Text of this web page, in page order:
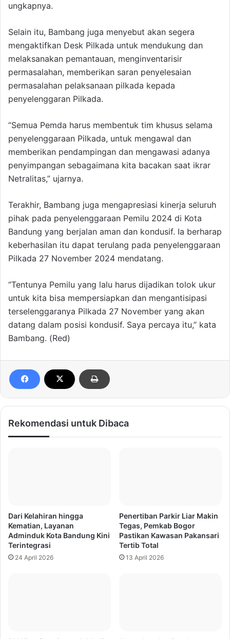
ungkapnya.
Selain itu, Bambang juga menyebut akan segera
mengaktifkan Desk Pilkada untuk mendukung dan
melaksanakan pemantauan, menginventarisir
permasalahan, memberikan saran penyelesaian
permasalahan pelaksanaan pilkada kepada
penyelenggaran Pilkada.
“Semua Pemda harus membentuk tim khusus selama
penyelenggaraan Pilkada, untuk mengawal dan
memberikan pendampingan dan mengawasi adanya
penyimpangan sebagaimana kita bacakan saat ikrar
Netralitas,” ujarnya.
Terakhir, Bambang juga mengapresiasi kinerja seluruh
pihak pada penyelenggaraan Pemilu 2024 di Kota
Bandung yang berjalan aman dan kondusif. Ia berharap
keberhasilan itu dapat terulang pada penyelenggaraan
Pilkada 27 November 2024 mendatang.
“Tentunya Pemilu yang lalu harus dijadikan tolok ukur
untuk kita bisa mempersiapkan dan mengantisipasi
terselenggaranya Pilkada 27 November yang akan
datang dalam posisi kondusif. Saya percaya itu,” kata
Bambang. (Red)
Rekomendasi untuk Dibaca
Dari Kelahiran hingga
Kematian, Layanan
Adminduk Kota Bandung Kini
Terintegrasi
24 April 2026
Penertiban Parkir Liar Makin
Tegas, Pemkab Bogor
Pastikan Kawasan Pakansari
Tertib Total
13 April 2026